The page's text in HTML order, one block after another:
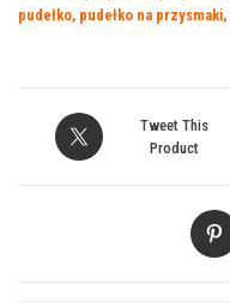
pudełko, pudełko na przysmaki,
Tweet This
Product